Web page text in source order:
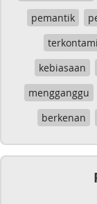
pemantik
kebiasaan
mengganggu
berkenan